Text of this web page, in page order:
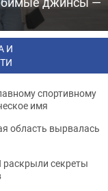
И
спортивному
имя
область вырвалась
раскрыли секреты